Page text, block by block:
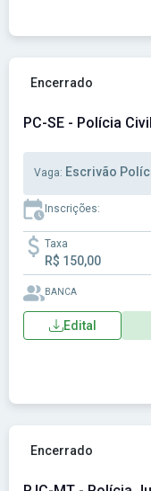
Ver concurso: PC-
Encerrado
PC-SE - Polícia
Vaga: Escrivão
Inscrições:
Taxa
R$ 150,00
BANCA
Edital
Ver concurso:
Encerrado